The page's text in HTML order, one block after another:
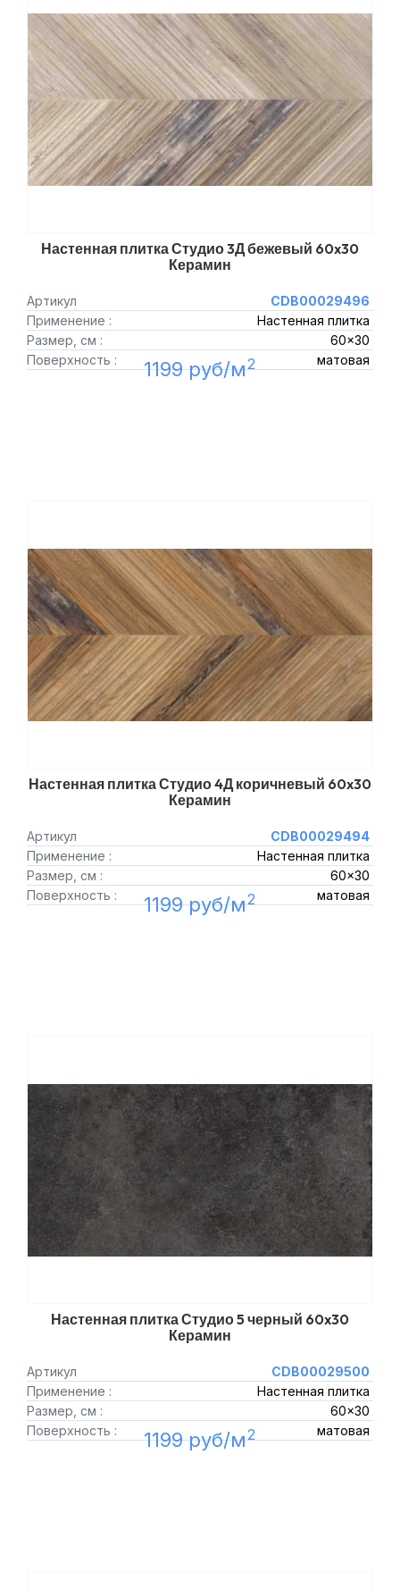
Настенная плитка Студио 3Д бежевый 60x30
Керамин
Артикул
CDB00029496
Применение :
Настенная плитка
Размер, см :
60x30
Поверхность :
матовая
1199 руб/м2
Настенная плитка Студио 4Д коричневый 60x30
Керамин
Артикул
CDB00029494
Применение :
Настенная плитка
Размер, см :
60x30
Поверхность :
матовая
1199 руб/м2
Настенная плитка Студио 5 черный 60x30
Керамин
Артикул
CDB00029500
Применение :
Настенная плитка
Размер, см :
60x30
Поверхность :
матовая
1199 руб/м2